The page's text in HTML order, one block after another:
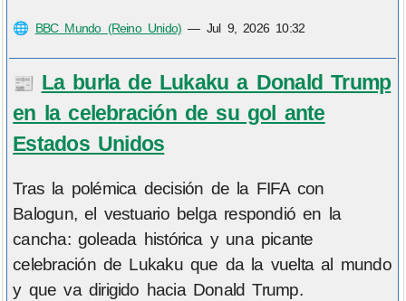
🌐 BBC Mundo (Reino Unido) — Jul 9, 2026 10:32
📰 La burla de Lukaku a Donald Trump
en la celebración de su gol ante
Estados Unidos
Tras la polémica decisión de la FIFA con
Balogun, el vestuario belga respondió en la
cancha: goleada histórica y una picante
celebración de Lukaku que da la vuelta al mundo
y que va dirigido hacia Donald Trump.